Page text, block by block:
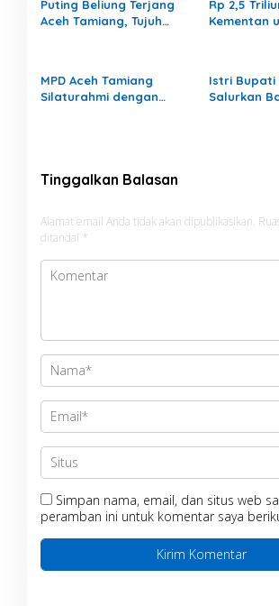
Puting Beliung Terjang
Aceh Tamiang, Tujuh
Rp 2,5
Kementan
MPD Aceh Tamiang
Silaturahmi dengan
Istri Bupati
Salurkan
Tinggalkan Balasan
Alamat email Anda tidak akan dipublikasikan.
ditandai *
Simpan nama, email, dan situs web
peramban ini untuk komentar saya